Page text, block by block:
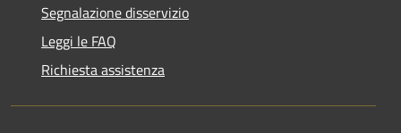
Segnalazione disservizio
Leggi le FAQ
Richiesta assistenza